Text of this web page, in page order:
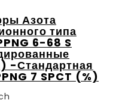
Азота
типа
6-68 S
-Стандартная
7 SPCT (%)